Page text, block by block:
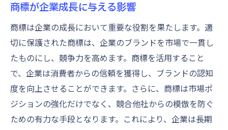
商標が企業成長に与える影響
商標は企業の成長において重要な役割を果たします。適
切に保護された商標は、企業のブランドを市場で一貫し
たものにし、競争力を高めます。商標を活用すること
で、企業は消費者からの信頼を獲得し、ブランドの認知
度を向上させることができます。さらに、商標は市場ポ
ジションの強化だけでなく、競合他社からの模倣を防ぐ
ための有力な手段となります。これにより、企業は長期